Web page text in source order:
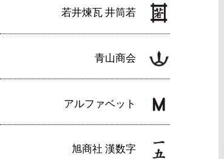
若井煉瓦 井筒若
青山商会
アルファベット
旭商社 漢数字